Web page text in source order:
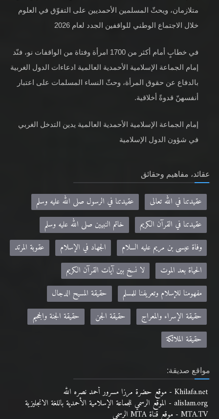
متلازمان، ويحثّ المسلمين الأحمديين على التفوّق في العلوم
خلال الاجتماع الوطني للواقفين الجدد لعام 2026
في خطابٍ أمام أكثر من 1700 امرأة وفتاة من الواقفات نو، فنّد
إمام الجماعة الإسلامية الأحمدية العالمية ادعاءات الدول الغربية
بالدفاع عن حقوق المرأة، وحثّ النساء المسلمات على اعتبار
أنفسهنّ قدوةً أخلاقية.
إمام الجماعة الإسلامية الأحمدية العالمية يدين التدخل الغربي
في شؤون الدول الإسلامية
عقائد، مفاهيم وحقائق
عقيدتنا في الله تعالى
عقيدتنا في الرسول صلى الله عليه وسلم
عقيدتنا في القرآن الكريم
خاتم النبيين صلى الله عليه وسلم
وفاة عيسى بن مريم عليه السلام
الجهاد في الإسلام
عقوبة المرتد
الحياة بعد الموت
لا نسخ بين آيات القرآن الكريم
مفهومنا للإسلام وتعريفنا للمسلم
حقيقة المسيح الدجال
حقيقة الإسراء والمعراج
حقيقة الجن
حقيقة الجنة والجحيم
حقيقة الملائكة
مواقع صديقة:
Khilafa.net - موقع حضرة مرزا مسرور أحمد نصره الله
alislam.org - الموقع الرسمي للجماعة الإسلامية الأحمدية باللغة الانجليزية
MTA.TV - موقع قناة MTA الرسمي